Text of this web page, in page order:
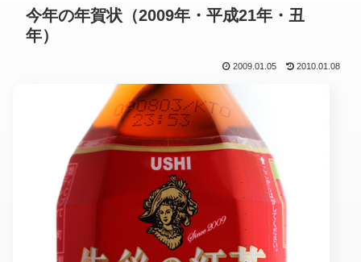
今年の年賀状（2009年・平成21年・丑
年）
2009.01.05 2010.01.08